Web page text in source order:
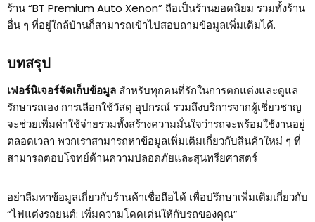
ร้าน “BT Premium Auto Xenon” ถือเป็นร้านยอดนิยม รวมทั้งร้าน
อื่น ๆ ที่อยู่ใกล้บ้านก็สามารถเข้าไปสอบถามข้อมูลเพิ่มเติมได้.
บทสรุป
เฟอร์นิเจอร์จัดเก็บข้อมูล สำหรับทุกคนที่รักในการตกแต่งและดูแล
รักษารถเอง การเลือกใช้วัสดุ อุปกรณ์ รวมถึงบริการจากผู้เชี่ยวชาญ
จะช่วยเพิ่มค่าใช้จ่ายรวมทั้งสร้างความมั่นใจว่ารถจะพร้อมใช้งานอยู่
ตลอดเวลา พวกเราสามารถหาข้อมูลเพิ่มเติมเกี่ยวกับสินค้าใหม่ ๆ ที่
สามารถตอบโจทย์ด้านความปลอดภัยและสุนทรียศาสตร์
อย่าลืมหาข้อมูลเกี่ยวกับร้านค้าเชื่อถือได้ เพื่อปรึกษาเพิ่มเติมเกี่ยวกับ
“ไฟแต่งรถยนต์: เพิ่มความโดดเด่นให้กับรถของคุณ”